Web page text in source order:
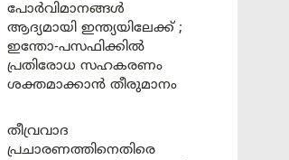
പോർവിമാനങ്ങൾ
ആദ്യമായി ഇന്ത്യയിലേക്ക് ;
ഇന്തോ-പസഫിക്കിൽ
പ്രതിരോധ സഹകരണം
ശക്തമാക്കാൻ തീരുമാനം
തീവ്രവാദ
പ്രചാരണത്തിനെതിരെ